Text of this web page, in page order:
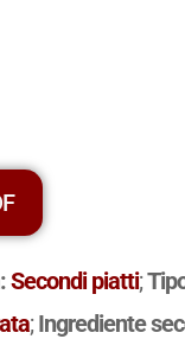
Secondi piatti;
;Ingrediente